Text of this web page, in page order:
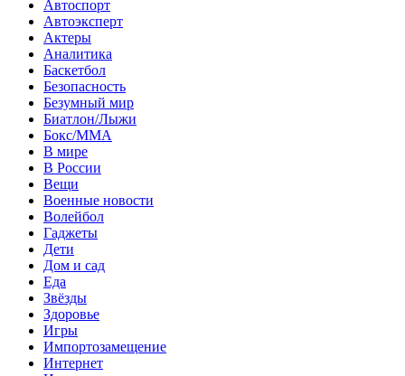
Автоспорт
Автоэксперт
Актеры
Аналитика
Баскетбол
Безопасность
Безумный мир
Биатлон/Лыжи
Бокс/MMA
В мире
В России
Вещи
Военные новости
Волейбол
Гаджеты
Дети
Дом и сад
Еда
Звёзды
Здоровье
Игры
Импортозамещение
Интернет